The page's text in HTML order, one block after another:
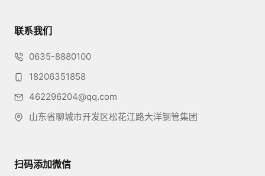
联系我们
0635-8880100
18206351858
462296204@qq.com
山东省聊城市开发区松花江路大洋钢管集团
扫码添加微信